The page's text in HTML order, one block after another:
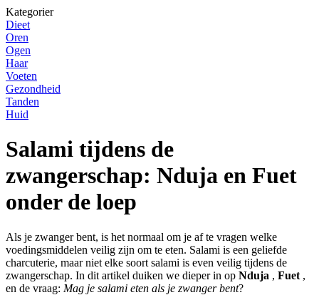
Kategorier
Dieet
Oren
Ogen
Haar
Voeten
Gezondheid
Tanden
Huid
Salami tijdens de
zwangerschap: Nduja en Fuet
onder de loep
Als je zwanger bent, is het normaal om je af te vragen welke
voedingsmiddelen veilig zijn om te eten. Salami is een geliefde
charcuterie, maar niet elke soort salami is even veilig tijdens de
zwangerschap. In dit artikel duiken we dieper in op Nduja , Fuet ,
en de vraag: Mag je salami eten als je zwanger bent?